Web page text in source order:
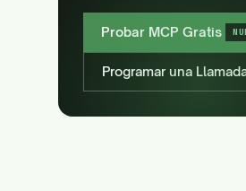
Probar MCP Gratis
Programar una